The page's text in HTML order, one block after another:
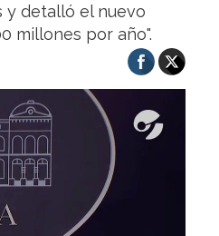
y detalló el nuevo
millones por año".